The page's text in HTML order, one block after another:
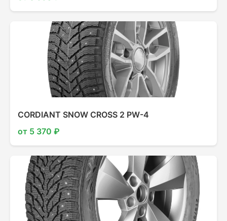
CORDIANT SNOW CROSS 2 PW-4
от 5 370 ₽